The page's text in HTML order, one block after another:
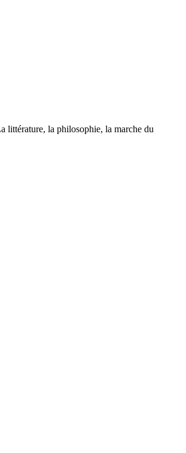
littérature, la philosophie, la marche du